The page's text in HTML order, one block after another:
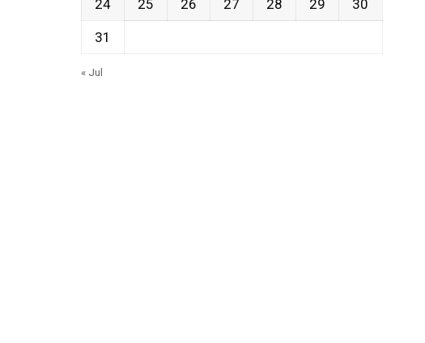
24 25 26 27 28 29 30
31
« Jul